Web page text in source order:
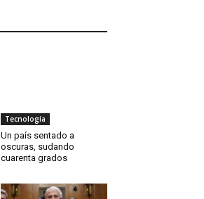
Tecnología
Un país sentado a
oscuras, sudando
cuarenta grados